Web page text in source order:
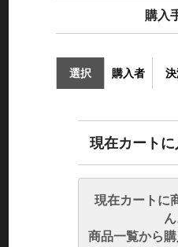
購入
選択 購入者
現在カート
現在カートに
ん
商品一覧から